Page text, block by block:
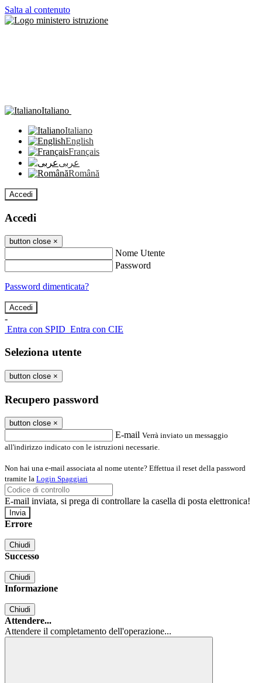
Salta al contenuto
Italiano
Italiano
English
Français
عربى
Română
Accedi
Accedi
button close ×
Nome Utente
Password
Password dimenticata?
-
Entra con SPID Entra con CIE
Seleziona utente
button close ×
Recupero password
button close ×
E-mail Verrà inviato un messaggio
all'indirizzo indicato con le istruzioni necessarie.
Non hai una e-mail associata al nome utente? Effettua il reset della password
tramite la Login Spaggiari
E-mail inviata, si prega di controllare la casella di posta elettronica!
Errore
Chiudi
Successo
Chiudi
Informazione
Chiudi
Attendere...
Attendere il completamento dell'operazione...